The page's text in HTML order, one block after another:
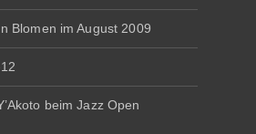
Blomen im August 2009
beim Jazz Open